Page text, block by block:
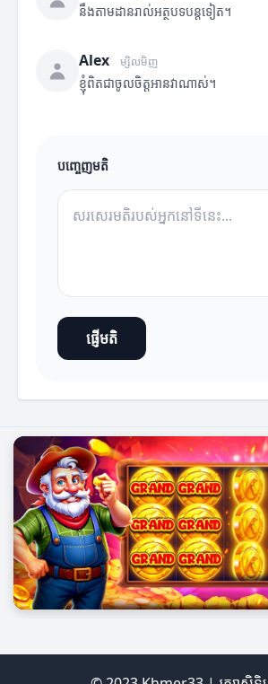
នឹងតាមដានរាល់អត្ថបទបន្តទៀត។
Alex ម្សិលមិញ
ខ្ញុំពិតជាចូលចិត្តអានវាណាស់។
បញ្ចេញមតិ
ផ្ញើមតិ